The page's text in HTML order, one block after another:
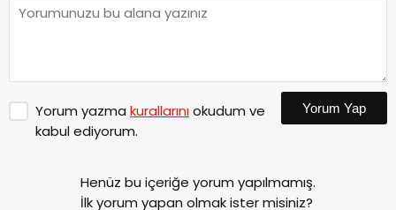
Yorum yazma kurallarınıokudum ve
kabul ediyorum.
Yorum Yap
Henüz bu içeriğe yorum yapılmamış.
İlk yorum yapan olmak ister misiniz?